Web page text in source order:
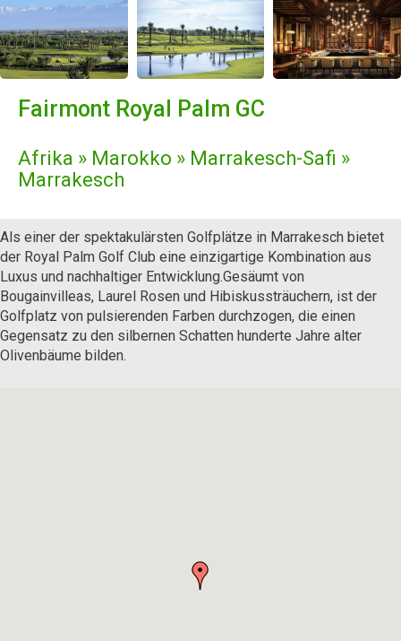
Fairmont Royal Palm GC
Afrika » Marokko » Marrakesch-Safi »
Marrakesch
Als einer der spektakulärsten Golfplätze in Marrakesch bietet
der Royal Palm Golf Club eine einzigartige Kombination aus
Luxus und nachhaltiger Entwicklung.Gesäumt von
Bougainvilleas, Laurel Rosen und Hibiskussträuchern, ist der
Golfplatz von pulsierenden Farben durchzogen, die einen
Gegensatz zu den silbernen Schatten hunderte Jahre alter
Olivenbäume bilden.